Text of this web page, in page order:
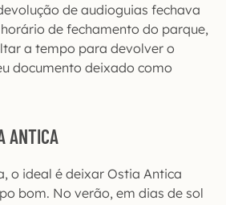
de audioguias fechava
de fechamento do parque,
a tempo para devolver o
documento deixado como
ANTICA
o ideal é deixar Ostia Antica
bom. No verão, em dias de sol